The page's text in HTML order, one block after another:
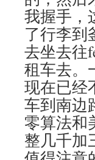
我握手，
了行李到
去坐去往
租车去。
现在已经
车到南边
零算法和
整几千加